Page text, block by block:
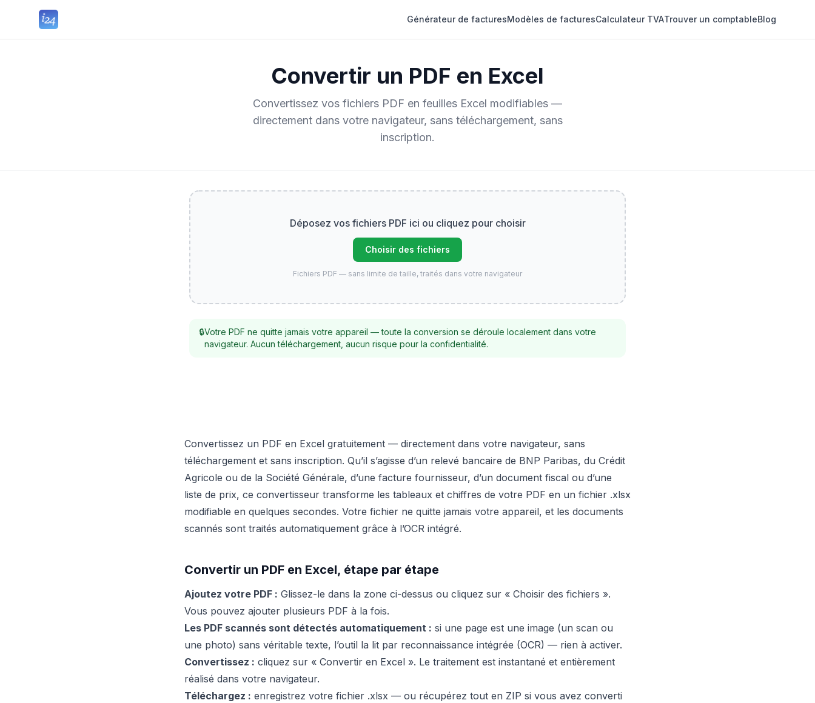
Générateur de facturesModèles de facturesCalculateur TVATrouver un comptableBlog
Convertir un PDF en Excel
Convertissez vos fichiers PDF en feuilles Excel modifiables —
directement dans votre navigateur, sans téléchargement, sans
inscription.
Déposez vos fichiers PDF ici ou cliquez pour choisir
Choisir des fichiers
Fichiers PDF — sans limite de taille, traités dans votre navigateur
🔒Votre PDF ne quitte jamais votre appareil — toute la conversion se déroule localement dans votre
navigateur. Aucun téléchargement, aucun risque pour la confidentialité.
Convertissez un PDF en Excel gratuitement — directement dans votre navigateur, sans
téléchargement et sans inscription. Qu’il s’agisse d’un relevé bancaire de BNP Paribas, du Crédit
Agricole ou de la Société Générale, d’une facture fournisseur, d’un document fiscal ou d’une
liste de prix, ce convertisseur transforme les tableaux et chiffres de votre PDF en un fichier .xlsx
modifiable en quelques secondes. Votre fichier ne quitte jamais votre appareil, et les documents
scannés sont traités automatiquement grâce à l’OCR intégré.
Convertir un PDF en Excel, étape par étape
Ajoutez votre PDF : Glissez-le dans la zone ci-dessus ou cliquez sur « Choisir des fichiers ».
Vous pouvez ajouter plusieurs PDF à la fois.
Les PDF scannés sont détectés automatiquement : si une page est une image (un scan ou
une photo) sans véritable texte, l’outil la lit par reconnaissance intégrée (OCR) — rien à activer.
Convertissez : cliquez sur « Convertir en Excel ». Le traitement est instantané et entièrement
réalisé dans votre navigateur.
Téléchargez : enregistrez votre fichier .xlsx — ou récupérez tout en ZIP si vous avez converti